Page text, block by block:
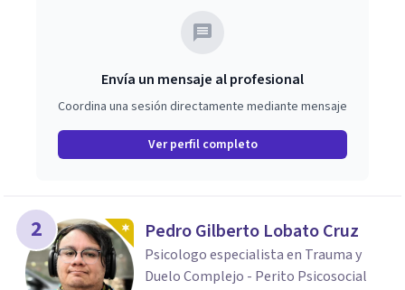
Envía un mensaje al profesional
Coordina una sesión directamente mediante mensaje
Ver perfil completo
2 Pedro Gilberto Lobato Cruz
Psicologo especialista en Trauma y
Duelo Complejo - Perito Psicosocial